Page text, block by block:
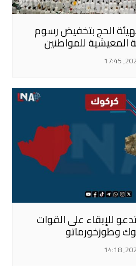
الحج بتخفيض رسوم
المعيشية للمواطنين
تدعو للإبقاء على القوات
وطوزخورماتو